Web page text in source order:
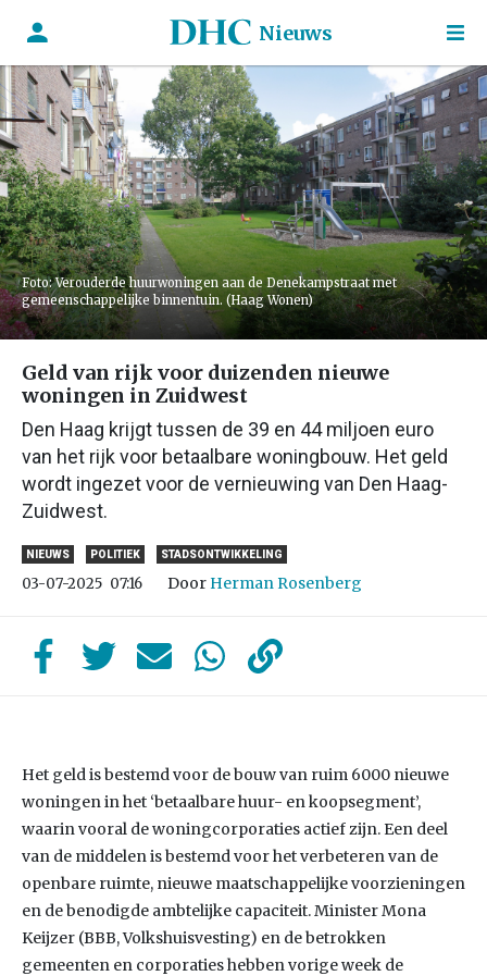
Nieuws
Foto: Verouderde huurwoningen aan de Denekampstraat met
gemeenschappelijke binnentuin. (Haag Wonen)
Geld van rijk voor duizenden nieuwe
woningen in Zuidwest
Den Haag krijgt tussen de 39 en 44 miljoen euro
van het rijk voor betaalbare woningbouw. Het geld
wordt ingezet voor de vernieuwing van Den Haag-
Zuidwest.
NIEUWS POLITIEK STADSONTWIKKELING
03-07-2025 07:16 Door Herman Rosenberg
Het geld is bestemd voor de bouw van ruim 6000 nieuwe
woningen in het ‘betaalbare huur- en koopsegment’,
waarin vooral de woningcorporaties actief zijn. Een deel
van de middelen is bestemd voor het verbeteren van de
openbare ruimte, nieuwe maatschappelijke voorzieningen
en de benodigde ambtelijke capaciteit. Minister Mona
Keijzer (BBB, Volkshuisvesting) en de betrokken
gemeenten en corporaties hebben vorige week de